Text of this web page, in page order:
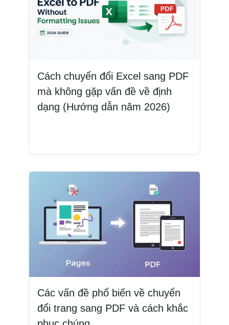
Cách chuyển đổi Excel sang PDF
mà không gặp vấn đề về định
dạng (Hướng dẫn năm 2026)
Các vấn đề phổ biến về chuyển
đổi trang sang PDF và cách khắc